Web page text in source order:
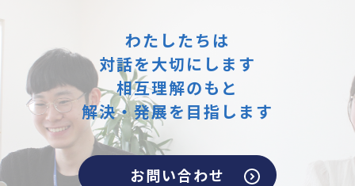
わたしたちは
対話を大切にします
相互理解のもと
解決・発展を目指します
お問い合わせ